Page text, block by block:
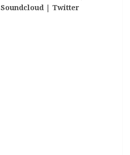
Soundcloud Twitter